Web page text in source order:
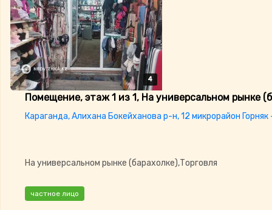
4
4
4
4
Помещение, этаж 1 из 1, На универсальном рынке
Караганда, Алихана Бокейханова р-н, 12 микрорайон
На универсальном рынке (барахолке),Торговля
частное лицо